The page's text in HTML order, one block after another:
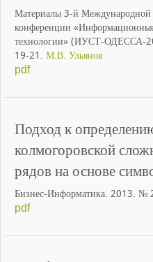
Материалы 3-й Международной
конференции
технологии» (ИУСТ-ОДЕССА-
19-21. М.В. Ульянов
pdf
Подход к
колмогоровской
рядов на основе
Бизнес-Информатика. 2013. №
pdf